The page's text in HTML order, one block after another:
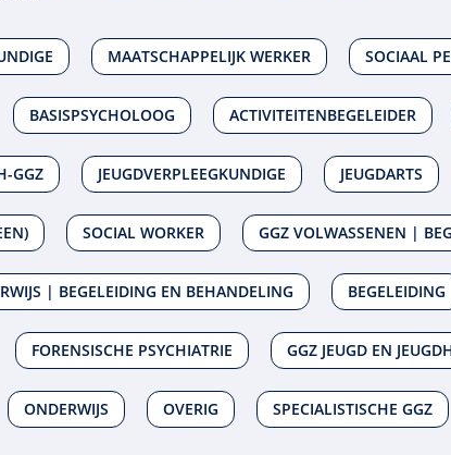
MAATSCHAPPELIJK WERKER SOCIAAL
BASISPSYCHOLOOG ACTIVITEITENBEGELEIDER
GGZ JEUGDVERPLEEGKUNDIGE JEUGDARTS
SOCIAL WORKER GGZ VOLWASSENEN |
| BEGELEIDING EN BEHANDELING BEGELEIDING
FORENSISCHE PSYCHIATRIE GGZ JEUGD EN
ONDERWIJS OVERIG SPECIALISTISCHE GGZ